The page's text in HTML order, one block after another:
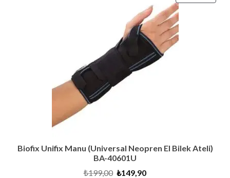
ÜRÜN
Biofix Unifix Manu (Universal Neopren El Bilek Ateli)
BA-40601U
₺199,00 Orijinal
₺149,90Şu